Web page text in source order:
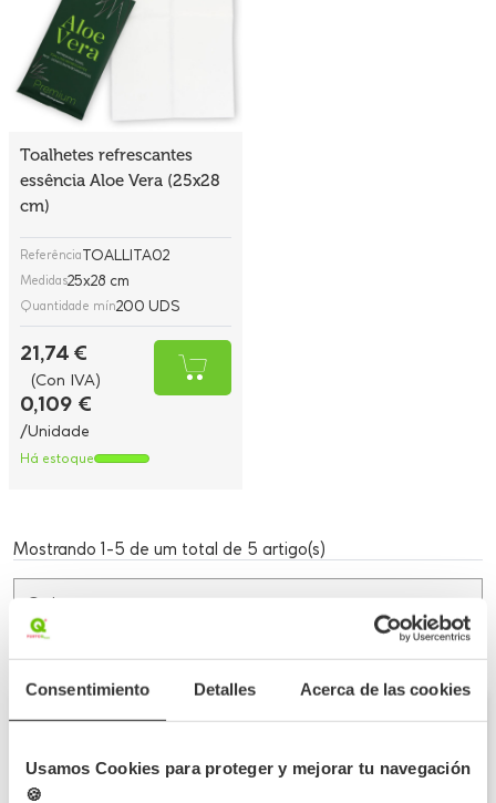
Consentimiento Detalles Acerca de las cookies
Usamos Cookies para proteger y mejorar tu navegación
🍪
Toalhetes refrescantes
essência Aloe Vera (25x28
cm)
ReferênciaTOALLITA02
Medidas25x28 cm
Quantidade mín200 UDS
21,74 €
(Con IVA)
0,109 €
/Unidade
Há estoque
Mostrando 1-5 de um total de 5 artigo(s)
Ordenar por
Questões
categoria!